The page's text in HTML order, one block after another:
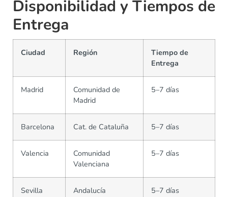
Disponibilidad y Tiempos de
Entrega
Ciudad Región
Tiempo de
Entrega
Madrid
Comunidad de
Madrid
5–7 días
Barcelona Cat. de Cataluña 5–7 días
Valencia
Comunidad
Valenciana
5–7 días
Sevilla Andalucía 5–7 días